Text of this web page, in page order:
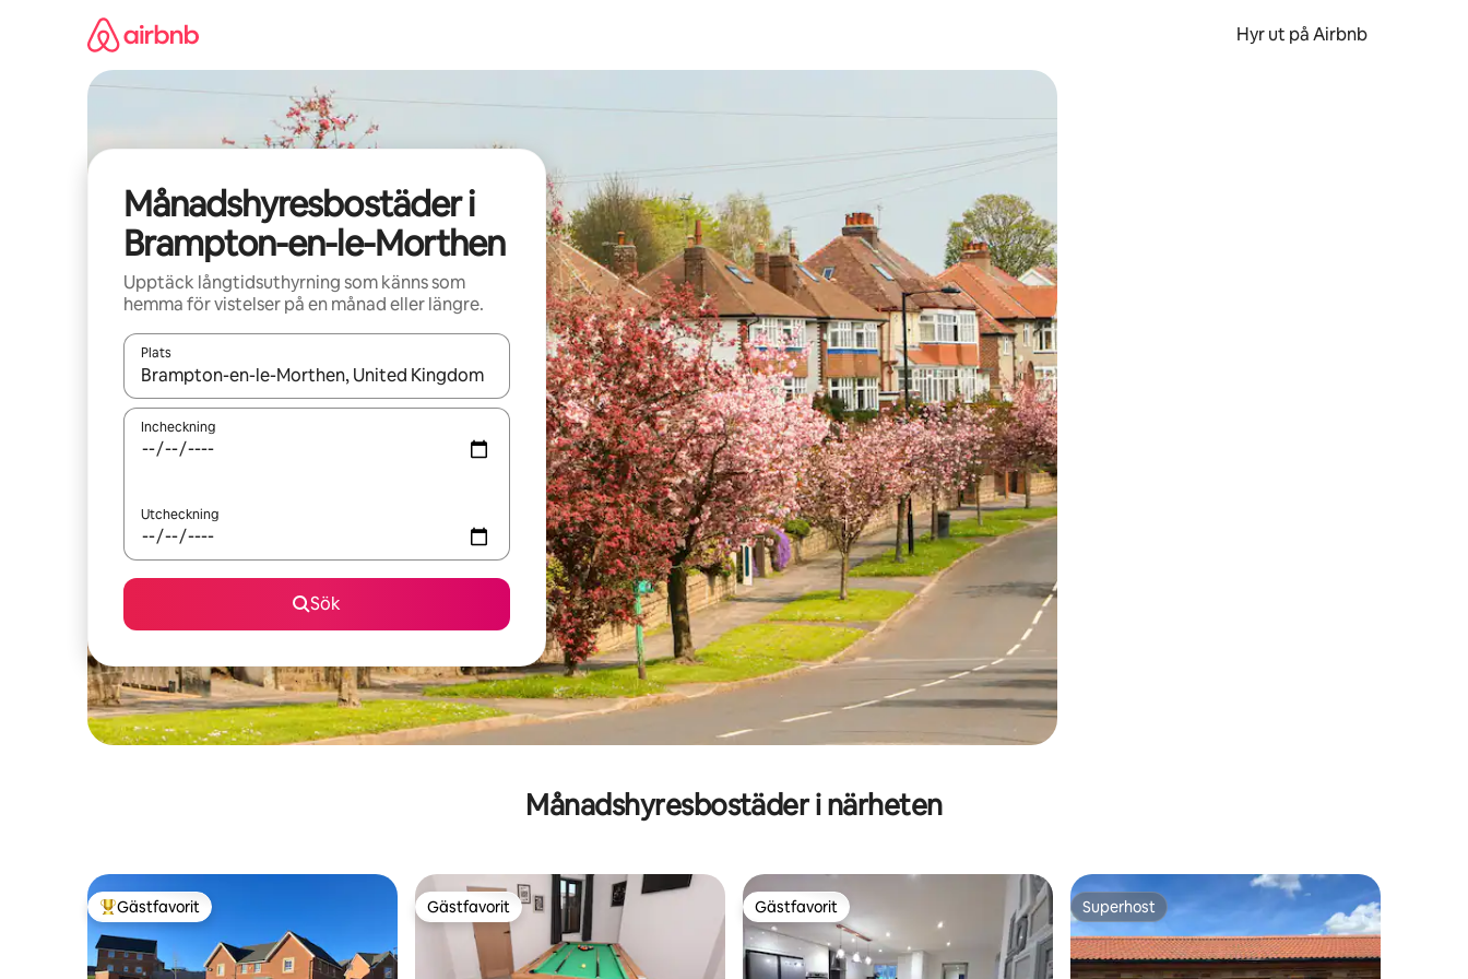
Hyr ut på Airbnb
Månadshyresbostäder i
Brampton-en-le-Morthen
Upptäck långtidsuthyrning som känns som
hemma för vistelser på en månad eller längre.
Plats
När resultaten är tillgängliga kan du navigera med upp- och nedåtpilarna eller utforska genom att trycka eller svepa.
Incheckning
Utcheckning
Sök
Månadshyresbostäder i närheten
Populär gästfavorit
Gästfavorit Gästfavorit
Gästfavorit Gästfavorit
Gästfavorit Superhost
Superhost